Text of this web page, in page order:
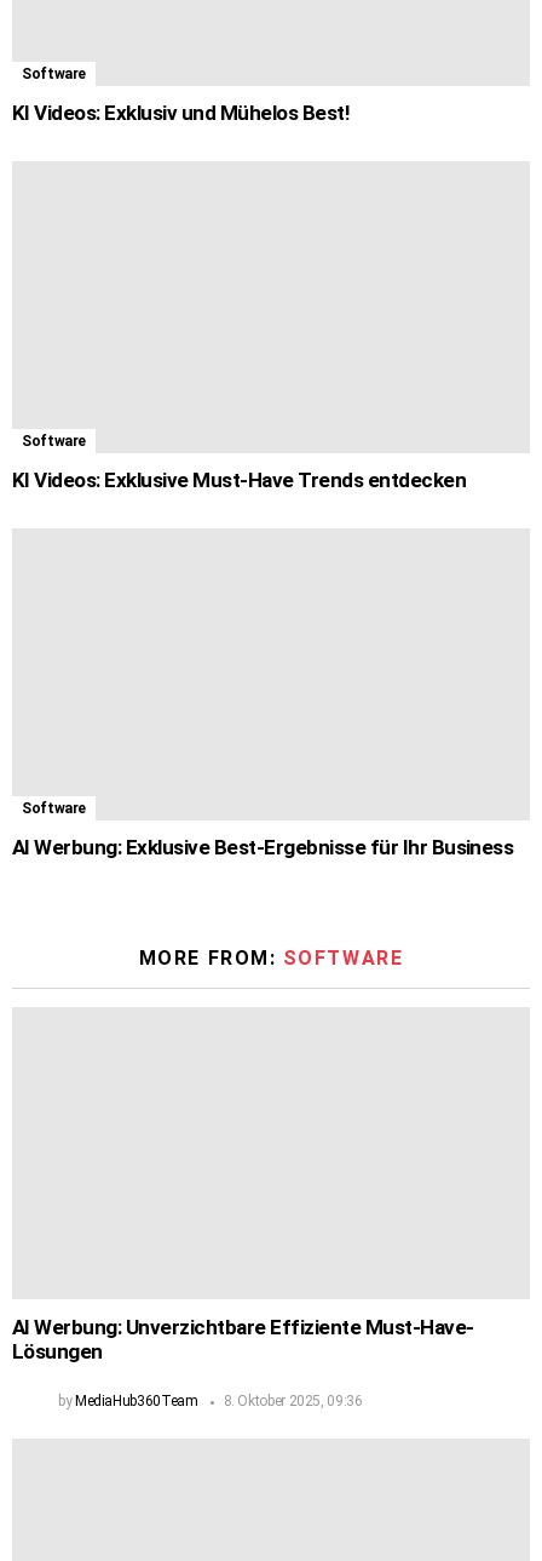
Software
KI Videos: Exklusiv und Mühelos Best!
Software
KI Videos: Exklusive Must-Have Trends entdecken
Software
AI Werbung: Exklusive Best-Ergebnisse für Ihr Business
MORE FROM: SOFTWARE
AI Werbung: Unverzichtbare Effiziente Must-Have-
Lösungen
by MediaHub360Team 8. Oktober 2025, 09:36